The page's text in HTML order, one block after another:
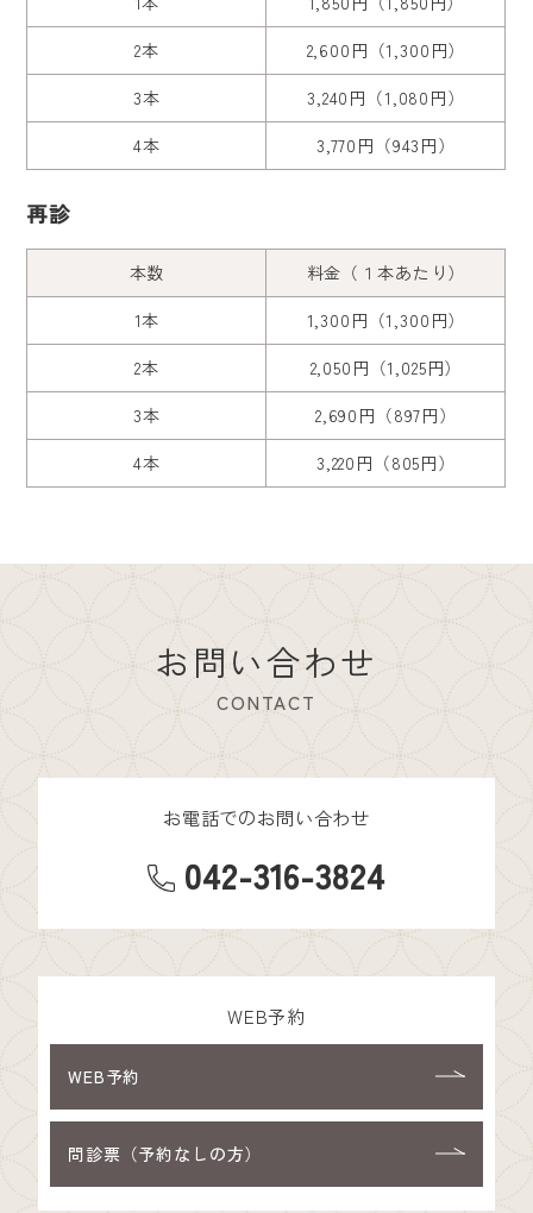
2本
2,600円（1,300円）
3本
3,240円（1,080円）
4本
3,770円（943円）
再診
本数
料金（１本あたり）
1本
1,300円（1,300円）
2本
2,050円（1,025円）
3本
2,690円（897円）
4本
3,220円（805円）
お問い合わせ
CONTACT
お電話でのお問い合わせ
042-316-3824
WEB予約
WEB予約
問診票（予約なしの方）